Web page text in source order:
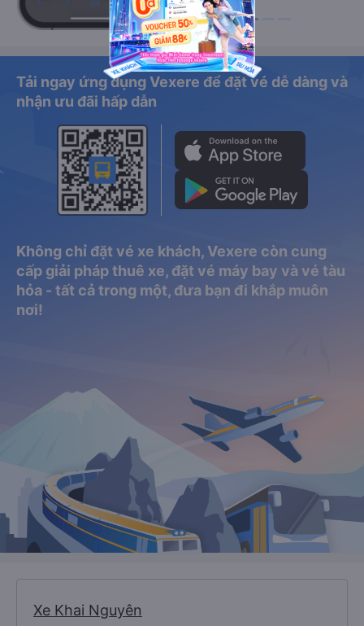
Tải ngay ứng dụng Vexere để đặt vé dễ dàng và
nhận ưu đãi hấp dẫn
Không chỉ đặt vé xe khách, Vexere còn cung
cấp giải pháp thuê xe, đặt vé máy bay và vé tàu
hỏa - tất cả trong một, đưa bạn đi khắp muôn
nơi!
Xe Khai Nguyên